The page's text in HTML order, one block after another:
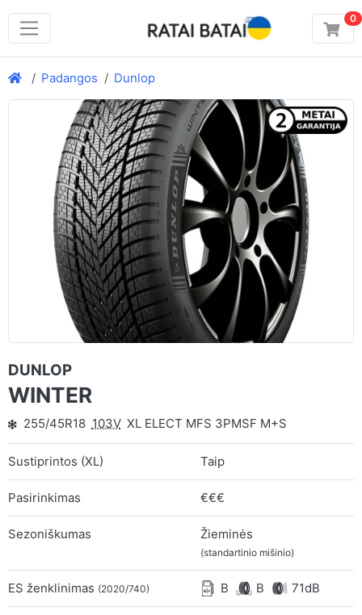
0
Padangos Dunlop
DUNLOP
WINTER
255/45R18 103V XL ELECT MFS 3PMSF M+S
Sustiprintos (XL) Taip
Pasirinkimas €€€
Sezoniškumas Žieminės
(standartinio mišinio)
ES ženklinimas (2020/740) B B 71dB